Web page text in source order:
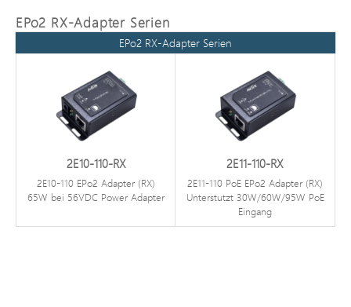
EPo2 RX-Adapter Serien
EPo2 RX-Adapter Serien
2E10-110-RX
2E10-110 EPo2 Adapter (RX)
65W bei 56VDC Power Adapter
2E11-110-RX
2E11-110 PoE EPo2 Adapter (RX)
Unterstützt 30W/60W/95W PoE
Eingang